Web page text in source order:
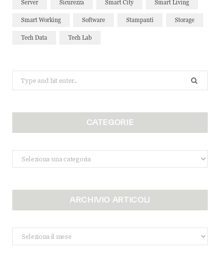
Server Sicurezza Smart City Smart Living
Smart Working Software Stampanti Storage
Tech Data Tech Lab
for:
CATEGORIE
Categorie
ARCHIVIO ARTICOLI
Archivio
Articoli